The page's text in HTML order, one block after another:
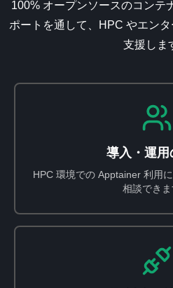
100% オープンソースのコンテ
ポートを通して、HPC やエン
支援しま
導入・運用
HPC 環境での Apptainer 利用
相談できま